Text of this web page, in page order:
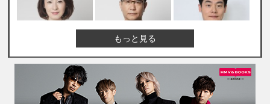
もっと見る